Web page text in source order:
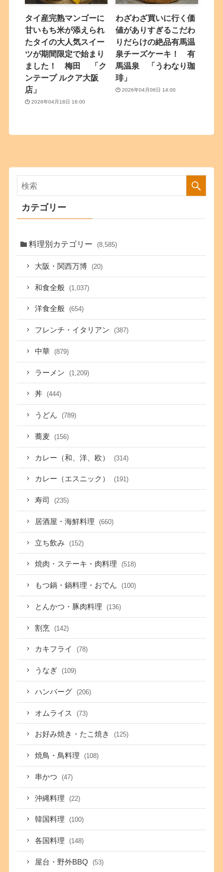
タイ産完熟マンゴーに
甘いもち米が添えられ
たタイの大人気スイー
ツが期間限定で始まり
ました！ 梅田 「ク
ンテープ ルクア大阪
店」
2026年04月18日 16:00
わざわざ買いに行く価
値がありすぎるこだわ
りだらけの絶品有馬温
泉チーズケーキ！ 有
馬温泉 「うわなり珈
琲」
2026年04月06日 14:00
カテゴリー
料理別カテゴリー (8,585)
大阪・関西万博 (20)
和食全般 (1,037)
洋食全般 (654)
フレンチ・イタリアン (387)
中華 (879)
ラーメン (1,209)
丼 (444)
うどん (789)
蕎麦 (156)
カレー（和、洋、欧） (314)
カレー（エスニック） (191)
寿司 (235)
居酒屋・海鮮料理 (660)
立ち飲み (152)
焼肉・ステーキ・肉料理 (518)
もつ鍋・鍋料理・おでん (100)
とんかつ・豚肉料理 (136)
割烹 (142)
カキフライ (78)
うなぎ (109)
ハンバーグ (206)
オムライス (73)
お好み焼き・たこ焼き (125)
焼鳥・鳥料理 (108)
串かつ (47)
沖縄料理 (22)
韓国料理 (100)
各国料理 (148)
屋台・野外BBQ (53)